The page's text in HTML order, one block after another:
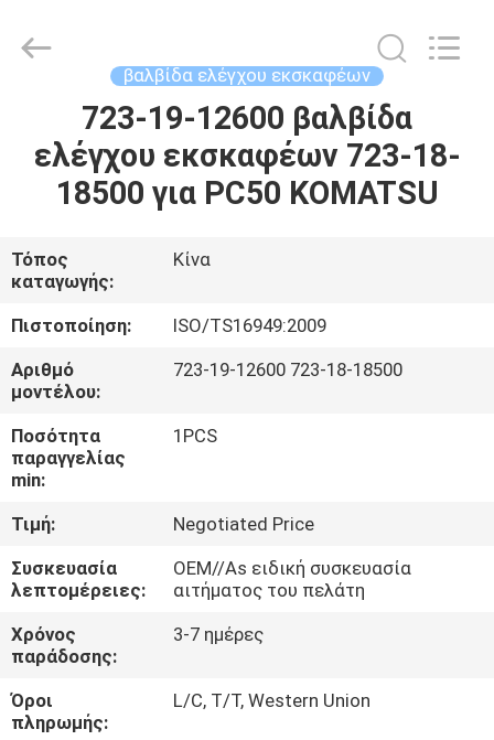
ΠΡΟΪΌΝΤΑ
ΠΕΡΊΠΟΥ
ΕΜΕΊΣ
ΓΎΡΟΣ
ΕΡΓΟΣΤΑΣΊΩΝ
ΠΟΙΟΤΙΚΌΣ
ΈΛΕΓΧΟΣ
SITEMAP
PRIVACY
POLICY
Management
Services
βαλβίδα ελέγχου εκσκαφέων
723-19-12600 βαλβίδα
ελέγχου εκσκαφέων 723-18-
18500 για PC50 KOMATSU
Τόπος
καταγωγής:
Κίνα
Πιστοποίηση:
ISO/TS16949:2009
Αριθμό
μοντέλου:
723-19-12600 723-18-18500
Ποσότητα
παραγγελίας
min:
1PCS
Τιμή:
Negotiated Price
Συσκευασία
λεπτομέρειες:
OEM//As ειδική συσκευασία
αιτήματος του πελάτη
Χρόνος
παράδοσης:
3-7 ημέρες
Όροι
πληρωμής:
L/C, T/T, Western Union